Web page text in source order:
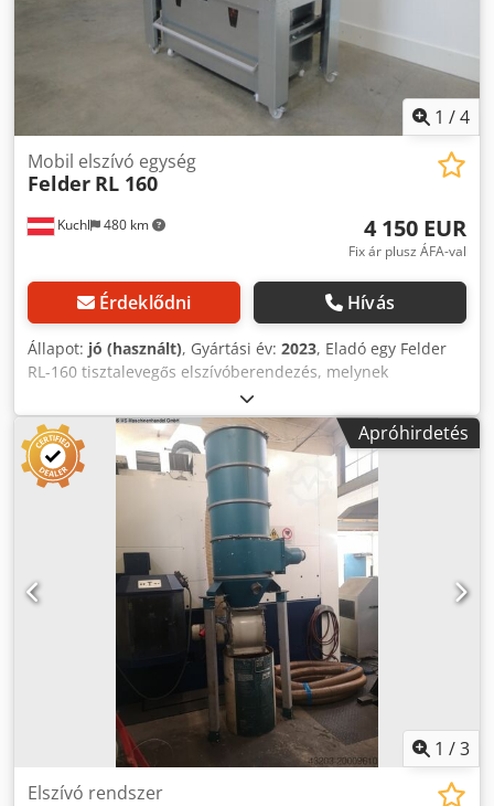
1 /4
Kuchl 480 km
Mobil elszívó egység
Felder RL 160
4 150 EUR
Fix ár plusz ÁFA-val
Érdeklődni Hívás
Állapot: jó (használt), Gyártási év: 2023, Eladó egy Felder
RL-160 tisztalevegős elszívóberendezés, melynek
maximális térfogatárama 3200 m³/h. Az elszívóberendezés
nagyon jó állapotban van, szakembereink átvizsgálták és
felkészítették. (Teljesen működőképes) Dcsdpfx Aoxnxm
Njkljk Műszaki adatok: - Max. térfogatáram 3200 m³/h -
Szűrőfelület 10 m² - Elszívócsatlakozás átmérője: 160 mm -
Automatikus szűrőtisztítás - Antisztatikus szűrő - H3
porvizsgált - Gyártási év: 2023 A tisztalevegős berendezés
A-5431 Kuchl-ban található és nyitvatartási időnk alatt
bármikor megtekinthető. Az értékesítésig az eladás jogát
fenntartjuk! Kapcsolódó kifejezések: tisztalevegős
berendezés, elszívóberendezés, elszívás, tiszta levegő, RL
Apróhirdetés
1 /3
Elszívó rendszer